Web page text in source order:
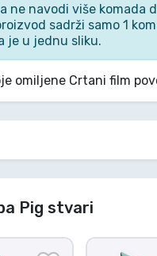
ne navodi više
sadrži samo 1
je u jednu sliku.
omiljene Crtani film
Pig stvari